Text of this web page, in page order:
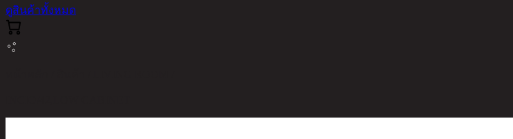
ดูสินค้าทั้งหมด